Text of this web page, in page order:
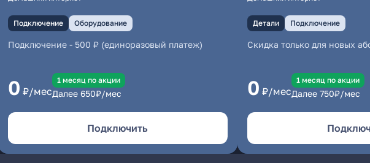
Подключение Оборудование
Подключение- 500 ₽ (единоразовый платеж)
0 ₽/мес
1 месяц по акции
Далее 650₽/мес
Подключить
Детали Подключение
Скидка только для новых
0 ₽/мес
1 месяц по акции
Далее 750₽/мес